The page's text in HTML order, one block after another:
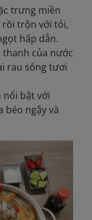
trưng miền
rồi trộn với tỏi,
hấp dẫn.
thanh của nước
rau sống tươi
nổi bật với
béo ngậy và